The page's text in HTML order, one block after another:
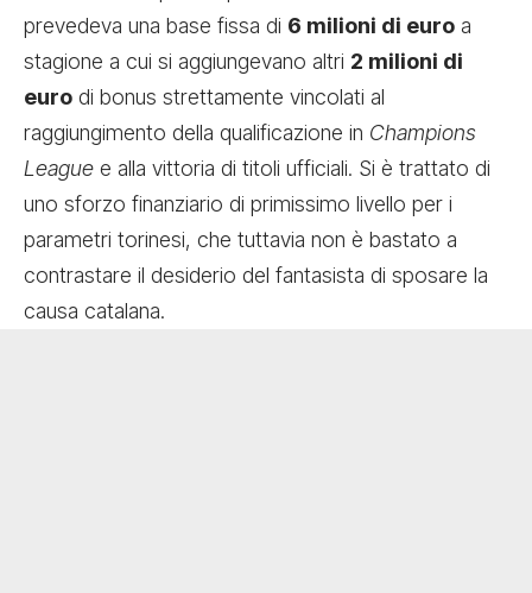
prevedeva una base fissa di 6 milioni di euro a
stagione a cui si aggiungevano altri 2 milioni di
euro di bonus strettamente vincolati al
raggiungimento della qualificazione in Champions
League e alla vittoria di titoli ufficiali. Si è trattato di
uno sforzo finanziario di primissimo livello per i
parametri torinesi, che tuttavia non è bastato a
contrastare il desiderio del fantasista di sposare la
causa catalana.